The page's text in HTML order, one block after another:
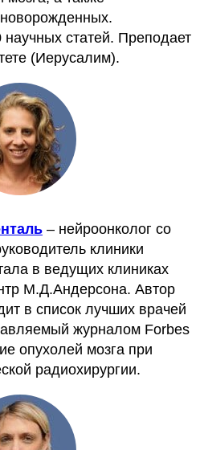
статей. Преподает
(Иерусалим).
– нейроонколог со
клиники
в ведущих клиниках
М.Д.Андерсона. Автор
в список лучших врачей
журналом Forbes
опухолей мозга при
радиохирургии.